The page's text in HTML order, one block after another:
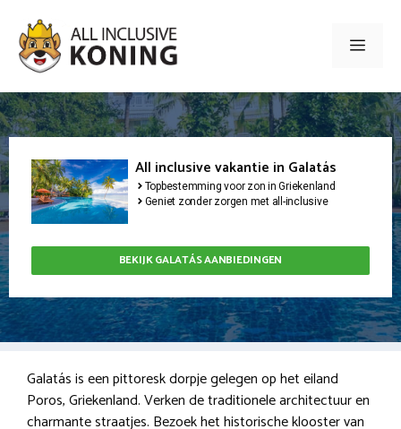
naar
inhoud
Menu
All inclusive vakantie in Galatás
Topbestemming voor zon in Griekenland
Geniet zonder zorgen met all-inclusive
BEKIJK GALATÁS AANBIEDINGEN
Galatás is een pittoresk dorpje gelegen op het eiland
Poros, Griekenland. Verken de traditionele architectuur en
charmante straatjes. Bezoek het historische klooster van